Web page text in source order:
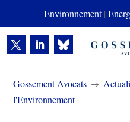
Environnement|
Gossement Avocats $
l'Environnement